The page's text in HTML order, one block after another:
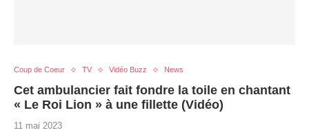
Coup de Coeur TV Vidéo Buzz News
Cet ambulancier fait fondre la toile en chantant
« Le Roi Lion » à une fillette (Vidéo)
11 mai 2023